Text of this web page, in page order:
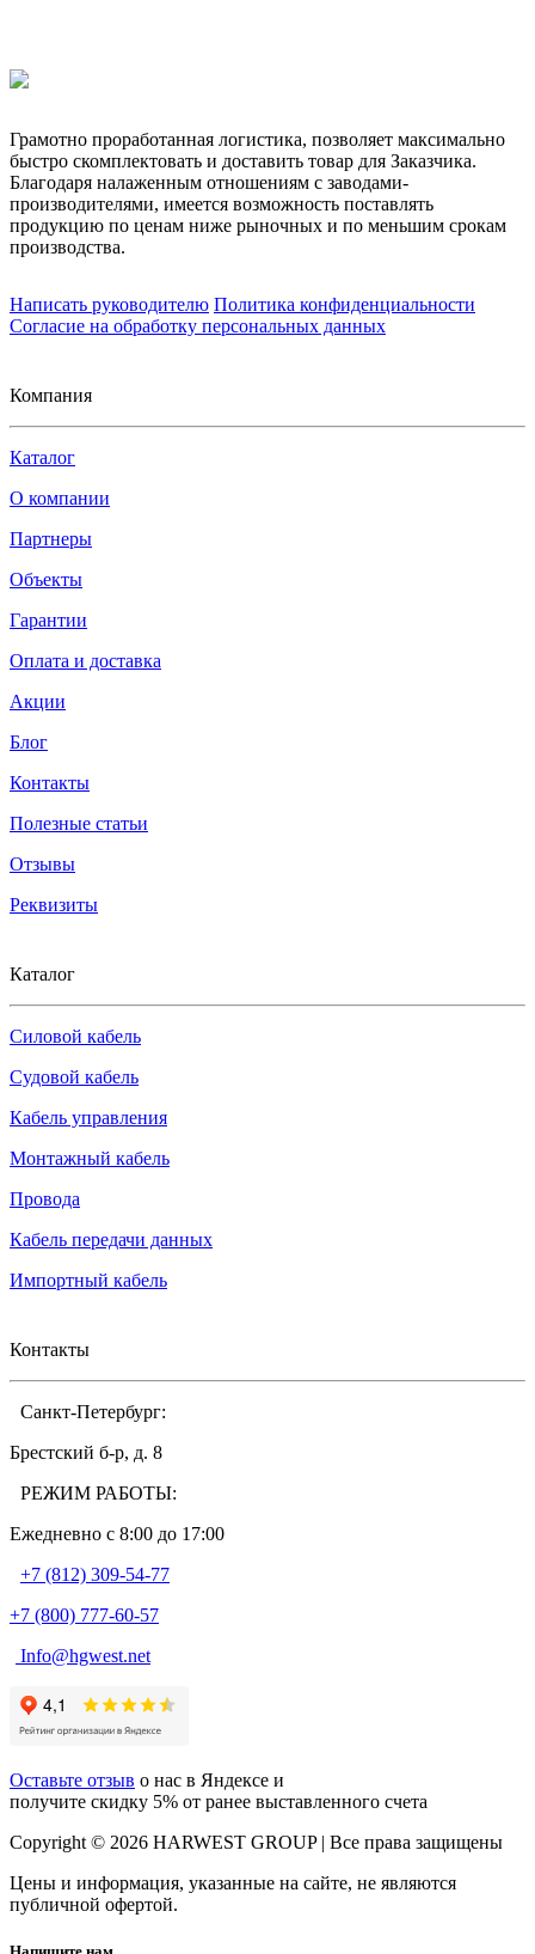
Грамотно проработанная логистика, позволяет максимально
быстро скомплектовать и доставить товар для Заказчика.
Благодаря налаженным отношениям с заводами-
производителями, имеется возможность поставлять
продукцию по ценам ниже рыночных и по меньшим срокам
производства.
Написать руководителю Политика конфиденциальности
Согласие на обработку персональных данных
Компания
Каталог
О компании
Партнеры
Объекты
Гарантии
Оплата и доставка
Акции
Блог
Контакты
Полезные статьи
Отзывы
Реквизиты
Каталог
Силовой кабель
Судовой кабель
Кабель управления
Монтажный кабель
Провода
Кабель передачи данных
Импортный кабель
Контакты
Санкт-Петербург:
Брестский б-р, д. 8
РЕЖИМ РАБОТЫ:
Ежедневно c 8:00 до 17:00
+7 (812) 309-54-77
+7 (800) 777-60-57
Info@hgwest.net
Оставьте отзыв о нас в Яндексе и
получите скидку 5% от ранее выставленного счета
Copyright © 2026 HARWEST GROUP | Все права защищены
Цены и информация, указанные на сайте, не являются
публичной офертой.